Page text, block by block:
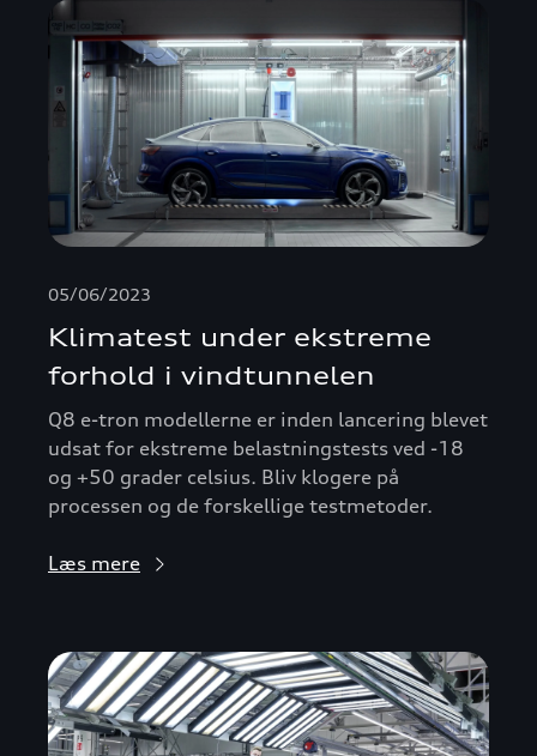
05/06/2023
Klimatest under ekstreme
forhold i vindtunnelen
Q8 e-tron modellerne er inden lancering blevet
udsat for ekstreme belastningstests ved -18
og +50 grader celsius. Bliv klogere på
processen og de forskellige testmetoder.
Læs mere